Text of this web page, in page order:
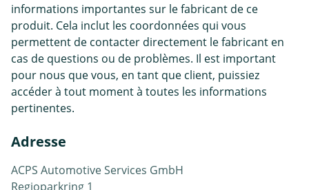
informations importantes sur le fabricant de ce
produit. Cela inclut les coordonnées qui vous
permettent de contacter directement le fabricant en
cas de questions ou de problèmes. Il est important
pour nous que vous, en tant que client, puissiez
accéder à tout moment à toutes les informations
pertinentes.
Adresse
ACPS Automotive Services GmbH
Regioparkring 1